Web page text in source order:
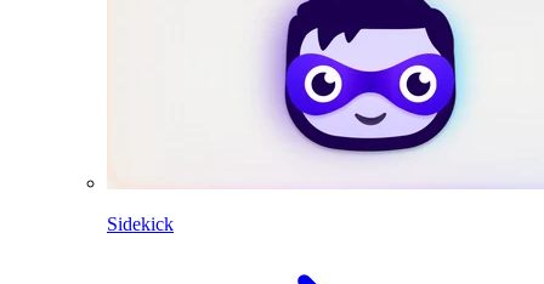
Sidekick